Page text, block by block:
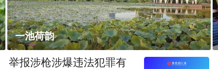
一池荷韵
举报涉枪涉爆违法犯罪有